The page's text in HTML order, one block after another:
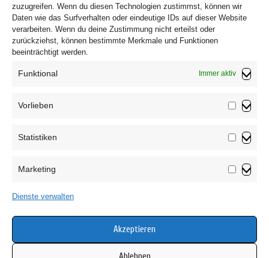
zuzugreifen. Wenn du diesen Technologien zustimmst, können wir
Daten wie das Surfverhalten oder eindeutige IDs auf dieser Website
verarbeiten. Wenn du deine Zustimmung nicht erteilst oder
zurückziehst, können bestimmte Merkmale und Funktionen
beeinträchtigt werden.
Funktional Immer aktiv
Vorlieben
Statistiken
Marketing
Dienste verwalten
Akzeptieren
Cookie-Richtlinie (EU)